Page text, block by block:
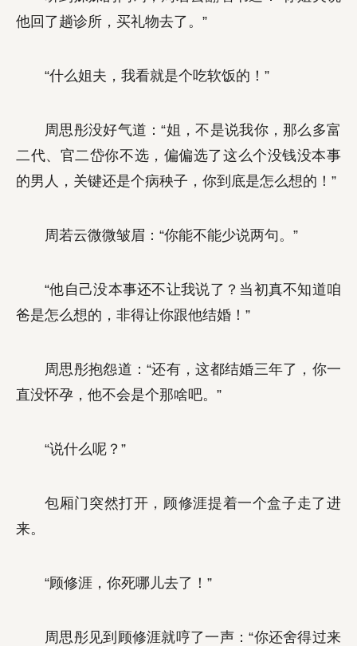
他回了趟诊所，买礼物去了。”
“什么姐夫，我看就是个吃软饭的！”
周思彤没好气道：“姐，不是说我你，那么多富
二代、官二岱你不选，偏偏选了这么个没钱没本事
的男人，关键还是个病秧子，你到底是怎么想的！”
周若云微微皱眉：“你能不能少说两句。”
“他自己没本事还不让我说了？当初真不知道咱
爸是怎么想的，非得让你跟他结婚！”
周思彤抱怨道：“还有，这都结婚三年了，你一
直没怀孕，他不会是个那啥吧。”
“说什么呢？”
包厢门突然打开，顾修涯提着一个盒子走了进
来。
“顾修涯，你死哪儿去了！”
周思彤见到顾修涯就哼了一声：“你还舍得过来